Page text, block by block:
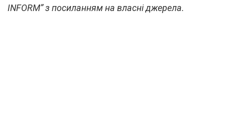
INFORM” з посиланням на власні джерела.